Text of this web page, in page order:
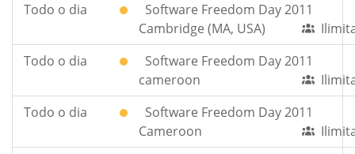
Todo o dia
Software Freedom Day 2011
Cambridge (MA, USA)
Todo o dia
Software Freedom Day 2011
cameroon
Todo o dia
Software Freedom Day 2011
Cameroon